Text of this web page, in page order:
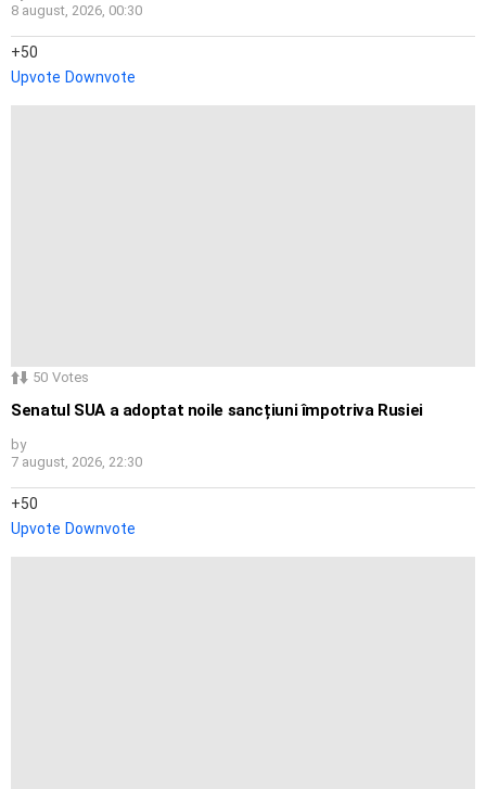
8 august, 2026, 00:30
50
Upvote Downvote
50 Votes
Senatul SUA a adoptat noile sancțiuni împotriva Rusiei
by
7 august, 2026, 22:30
50
Upvote Downvote